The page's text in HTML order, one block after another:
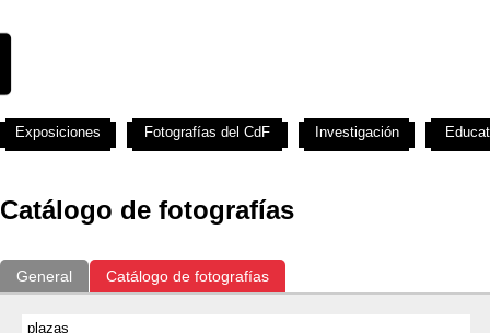
Catálogo de fotografías
General Catálogo de fotografías
Exposiciones Fotografías del CdF Investigación